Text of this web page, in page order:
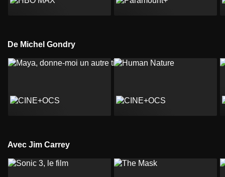
De Michel Gondry
Avec Jim Carrey